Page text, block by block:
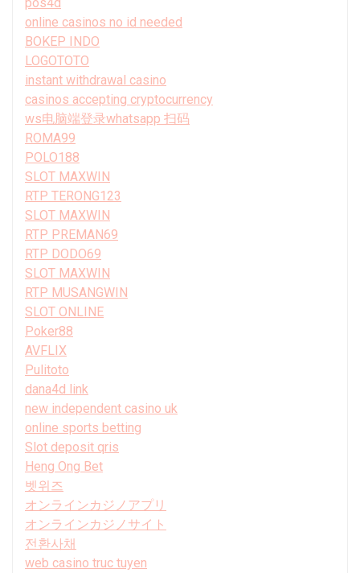
online casinos no id needed
BOKEP INDO
LOGOTOTO
instant withdrawal casino
casinos accepting cryptocurrency
ws电脑端登录whatsapp 扫码
ROMA99
POLO188
SLOT MAXWIN
RTP TERONG123
SLOT MAXWIN
RTP PREMAN69
RTP DODO69
SLOT MAXWIN
RTP MUSANGWIN
SLOT ONLINE
Poker88
AVFLIX
Pulitoto
dana4d link
new independent casino uk
online sports betting
Slot deposit qris
Heng Ong Bet
벳위즈
オンラインカジノアプリ
オンラインカジノサイト
전환사채
web casino truc tuyen